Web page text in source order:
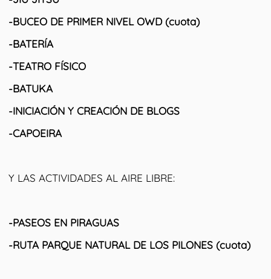
-BUCEO DE PRIMER NIVEL OWD (cuota)
-BATERÍA
-TEATRO FÍSICO
-BATUKA
-INICIACIÓN Y CREACIÓN DE BLOGS
-CAPOEIRA
Y LAS ACTIVIDADES AL AIRE LIBRE:
-PASEOS EN PIRAGUAS
-RUTA PARQUE NATURAL DE LOS PILONES (cuota)